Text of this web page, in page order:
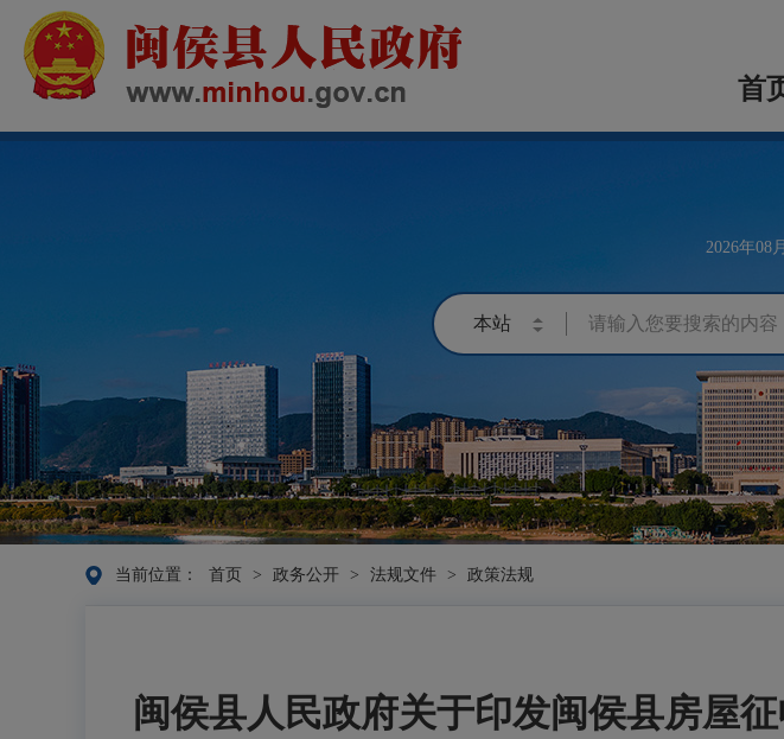
首
2026年08
当前位置： 首页 > 政务公开 > 法规文件 > 政策法规
闽侯县人民政府关于印发闽侯县房屋